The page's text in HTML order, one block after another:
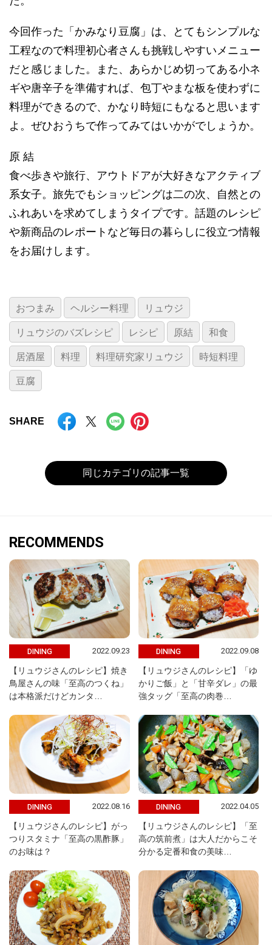
今回作った「かみなり豆腐」は、とてもシンプルな
工程なので料理初心者さんも挑戦しやすいメニュー
だと感じました。また、あらかじめ切ってある小ネ
ギや唐辛子を準備すれば、包丁やまな板を使わずに
料理ができるので、かなり時短にもなると思います
よ。ぜひおうちで作ってみてはいかがでしょうか。
原 結
食べ歩きや旅行、アウトドアが大好きなアクティブ
系女子。旅先でもショッピングは二の次、自然との
ふれあいを求めてしまうタイプです。話題のレシピ
や新商品のレポートなど毎日の暮らしに役立つ情報
をお届けします。
おつまみ ヘルシー料理 リュウジ
リュウジのバズレシピ レシピ 原結 和食
居酒屋 料理 料理研究家リュウジ 時短料理
豆腐
SHARE
同じカテゴリの記事一覧
RECOMMENDS
DINING 2022.09.23
【リュウジさんのレシピ】焼き
鳥屋さんの味「至高のつくね」
は本格派だけどカンタ…
DINING 2022.09.08
【リュウジさんのレシピ】「ゆ
かりご飯」と「甘辛ダレ」の最
強タッグ「至高の肉巻…
DINING 2022.08.16
【リュウジさんのレシピ】がっ
つりスタミナ「至高の黒酢豚」
のお味は？
DINING 2022.04.05
【リュウジさんのレシピ】「至
高の筑前煮」は大人だからこそ
分かる定番和食の美味…